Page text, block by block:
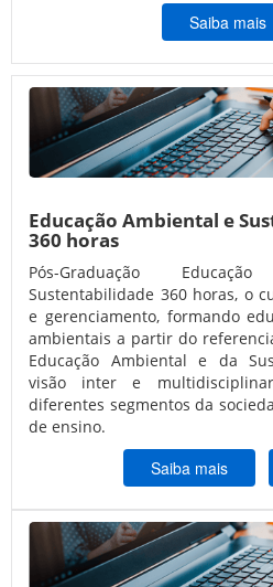
Saiba mais
Educação Ambiental e
360 horas
Pós-Graduação
Sustentabilidade 360 horas, o
e gerenciamento, formando
ambientais a partir do
Educação Ambiental e da
visão inter e
diferentes segmentos da
de ensino.
Saiba mais